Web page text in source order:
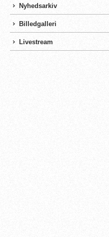
Nyhedsarkiv
Billedgalleri
Livestream